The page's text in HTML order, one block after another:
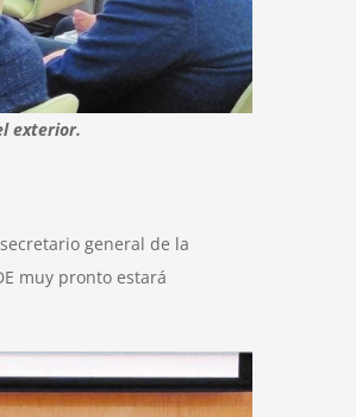
exterior.
general de la
muy pronto estará